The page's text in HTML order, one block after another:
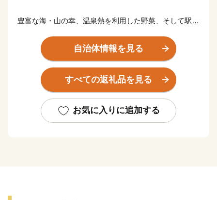
豊富な海・山の幸、温泉熱を利用した野菜、そして駅弁
これらの自然の恵みを活かしたおいしい飲食店も多数存
在する「もりまち」は、北海道の南西部に位置し、秀峰
駒ヶ岳と内浦湾に囲まれた食の都です。
級の縄文時代の環状列石（ストーンサークル）や、幕
末、箱館戦争時に榎本武揚や土方歳三が上陸した地、北
自治体情報を見る
すべての返礼品を見る
お気に入りに追加する